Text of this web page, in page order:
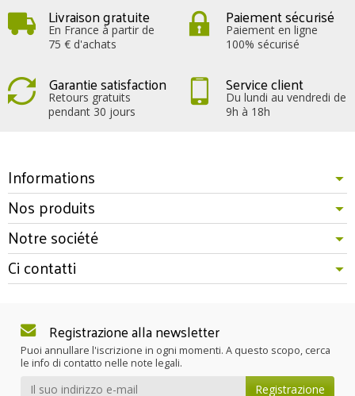
Livraison gratuite
En France à partir de
75 € d'achats
Paiement sécurisé
Paiement en ligne
100% sécurisé
Garantie satisfaction
Retours gratuits
pendant 30 jours
Service client
Du lundi au vendredi de
9h à 18h
Informations
Nos produits
Notre société
Ci contatti
Registrazione alla newsletter
Puoi annullare l'iscrizione in ogni momenti. A questo scopo, cerca
le info di contatto nelle note legali.